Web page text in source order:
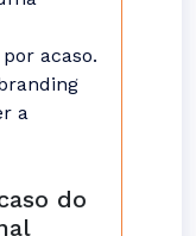
acaso.
a
do